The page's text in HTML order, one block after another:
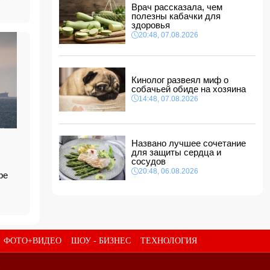
В Гобустанском районе Hyundai врезался в
фонарный столб: есть погибший
11:48, 08.08.2026
за сотрудничество с КСИР
11:40, 08.08.2026
Фон дер Ляйен захотела пресечь доходы
России «со всех сторон»
11:34, 08.08.2026
Дочь Успенской решила взять фамилию
11:32, 08.08.2026
Врач рассказала, чем
полезны кабачки для
здоровья
20:48, 07.08.2026
Кинолог развеял миф о
собачьей обиде на хозяина
14:48, 07.08.2026
Названо лучшее сочетание
для защиты сердца и
сосудов
20:48, 06.08.2026
ФОТО+ВИДЕО ШОУ - БИЗНЕС ТЕХНОЛОГИЯ